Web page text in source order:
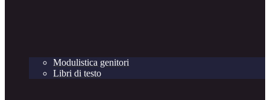
Modulistica genitori
Libri di testo